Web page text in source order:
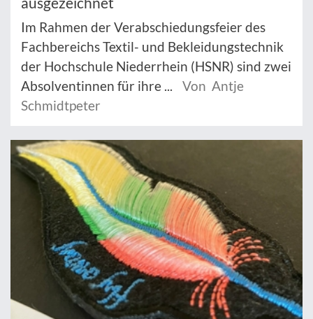
Im Rahmen der Verabschiedungsfeier des
Fachbereichs Textil- und Bekleidungstechnik
der Hochschule Niederrhein (HSNR) sind zwei
Absolventinnen für ihre ...
Von Antje
Schmidtpeter